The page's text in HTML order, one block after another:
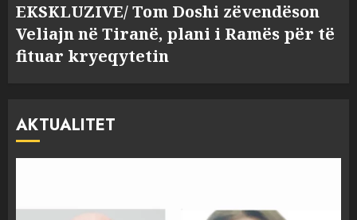
EKSKLUZIVE/ Tom Doshi zëvendëson
Veliajn në Tiranë, plani i Ramës për të
fituar kryeqytetin
AKTUALITET